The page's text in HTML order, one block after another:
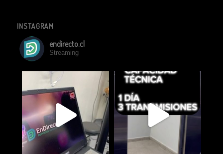
INSTAGRAM
endirecto.cl
Streaming